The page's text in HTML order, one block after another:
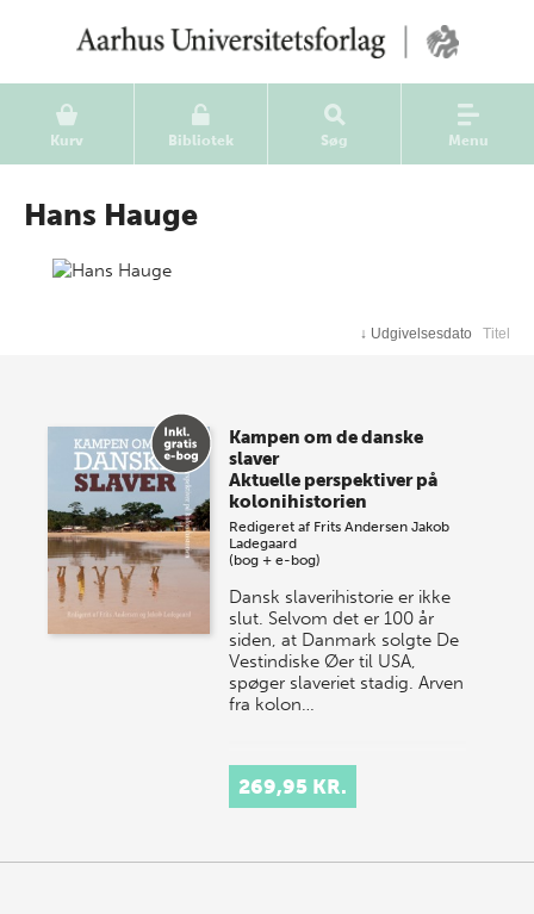
Kurv Bibliotek Søg Menu
Hans Hauge
↓ Udgivelsesdato Titel
Kampen om de danske
slaver
Aktuelle perspektiver på
kolonihistorien
Redigeret af Frits Andersen Jakob
Ladegaard
(bog + e-bog)
Dansk slaverihistorie er ikke
slut. Selvom det er 100 år
siden, at Danmark solgte De
Vestindiske Øer til USA,
spøger slaveriet stadig. Arven
fra kolon…
269,95 KR.